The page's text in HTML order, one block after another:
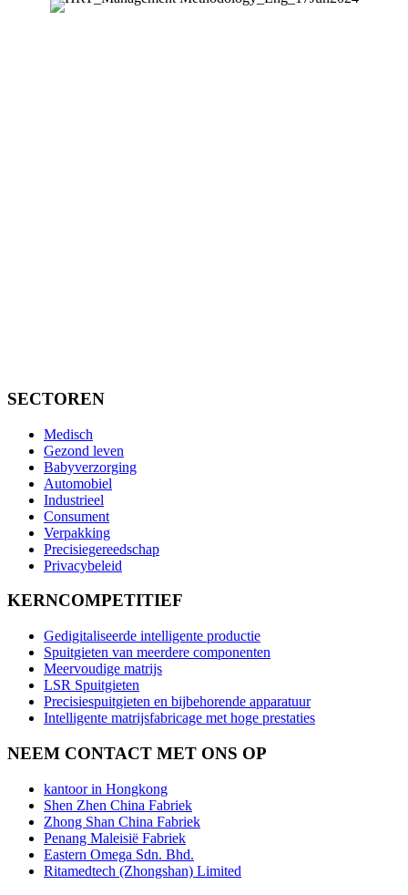
SECTOREN
Medisch
Gezond leven
Babyverzorging
Automobiel
Industrieel
Consument
Verpakking
Precisiegereedschap
Privacybeleid
KERNCOMPETITIEF
Gedigitaliseerde intelligente productie
Spuitgieten van meerdere componenten
Meervoudige matrijs
LSR Spuitgieten
Precisiespuitgieten en bijbehorende apparatuur
Intelligente matrijsfabricage met hoge prestaties
NEEM CONTACT MET ONS OP
kantoor in Hongkong
Shen Zhen China Fabriek
Zhong Shan China Fabriek
Penang Maleisië Fabriek
Eastern Omega Sdn. Bhd.
Ritamedtech (Zhongshan) Limited